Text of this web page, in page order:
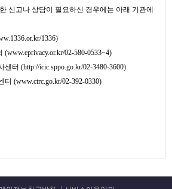
신고나 상담이 필요하신 경우에는 아래 기관에
1336)
(www.eprivacy.or.kr/02-580-0533~4)
센터 (http://icic.sppo.go.kr/02-3480-3600)
터 (www.ctrc.go.kr/02-392-0330)